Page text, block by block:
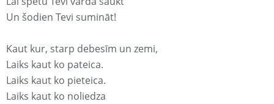
Un šodien Tevi sumināt!
Kaut kur, starp debesīm un zemi,
Laiks kaut ko pateica.
Laiks kaut ko pieteica.
Laiks kaut ko noliedza